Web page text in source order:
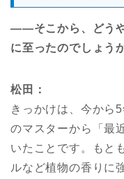
――そこから、どう
に至ったのでしょう
松田：
きっかけは、今から
のマスターから「最
いたことです。もと
ルなど植物の香りに